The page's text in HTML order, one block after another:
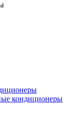
кондиционеры